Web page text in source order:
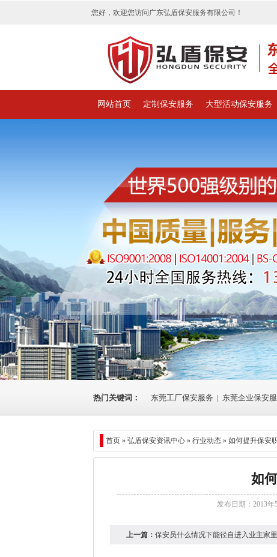
您好，欢迎您访问广东弘盾保安服务有限公司！
网站首页 定制保安服务 大型活动保安服务
热门关键词： 东莞工厂保安服务 | 东莞企业保安
首页 » 弘盾保安资讯中心» 行业动态» 如何提升保安
如
发布日期：2013
上一篇：保安员什么情况下能径自进入业主家